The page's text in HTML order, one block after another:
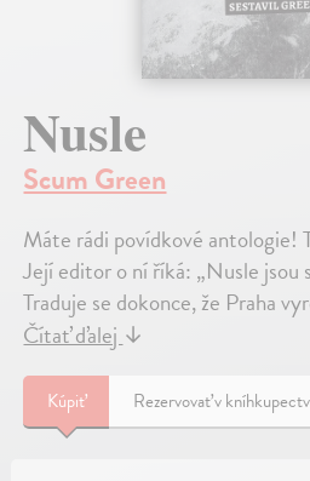
Nusle
Scum Green
Máte rádi povídkové antologie!
Její editor o ní říká: „Nusle jsou
Traduje se dokonce, že Praha
Čítať ďalej↓
Kúpiť Rezervovať v